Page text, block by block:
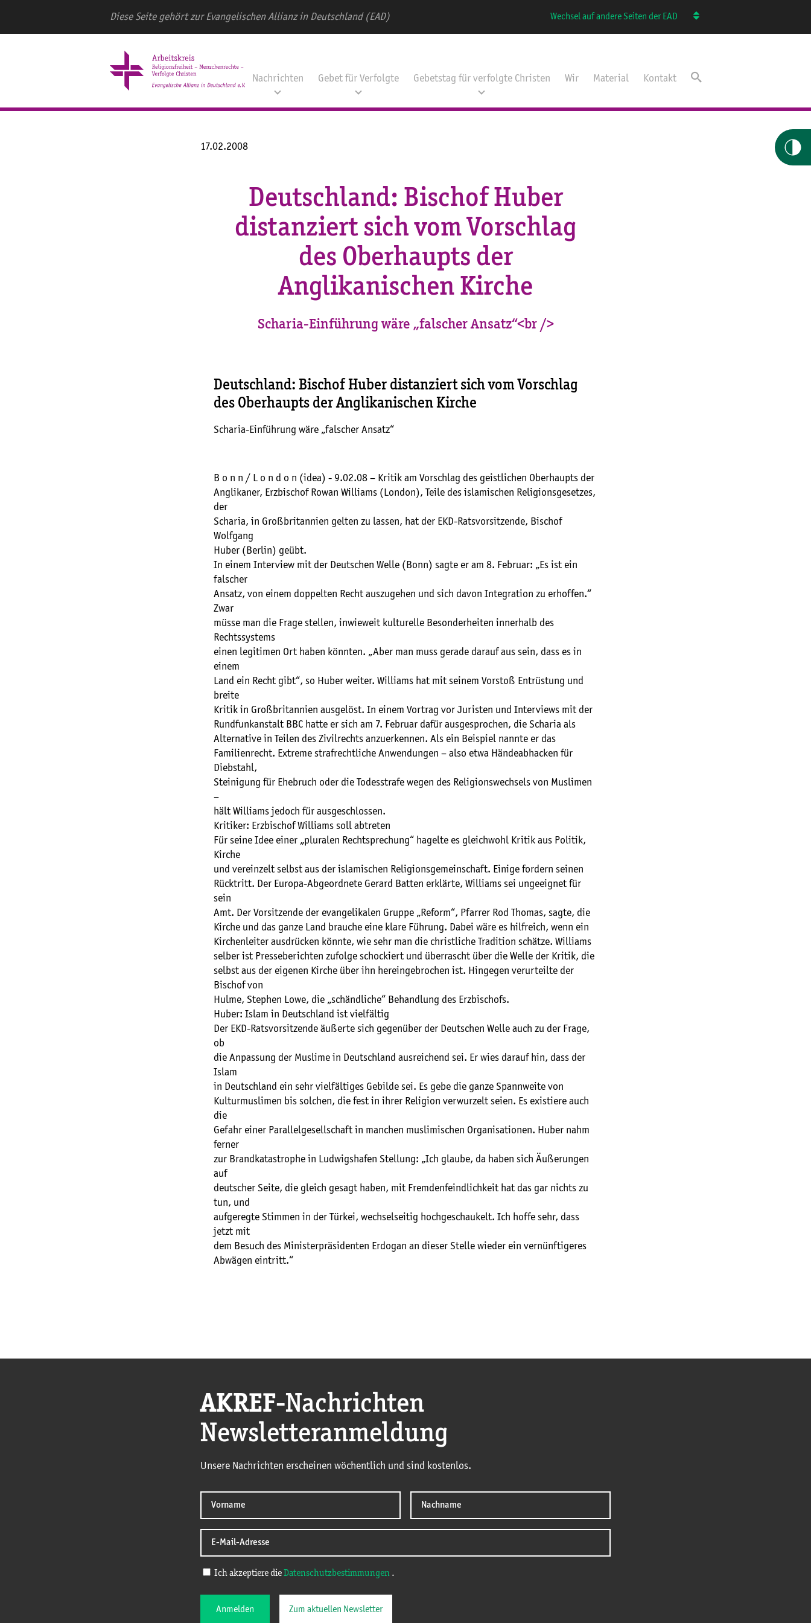
Diese Seite gehört zur Evangelischen Allianz in Deutschland (EAD) Wechsel auf andere Seiten der EAD
Nachrichten Gebet für Verfolgte Gebetstag für verfolgte Christen Wir Material Kontakt
17.02.2008
Deutschland: Bischof Huber
distanziert sich vom Vorschlag
des Oberhaupts der
Anglikanischen Kirche
Scharia-Einführung wäre „falscher Ansatz“<br />
Deutschland: Bischof Huber distanziert sich vom Vorschlag
des Oberhaupts der Anglikanischen Kirche
Scharia-Einführung wäre „falscher Ansatz“
B o n n / L o n d o n (idea) - 9.02.08 – Kritik am Vorschlag des geistlichen Oberhaupts der
Anglikaner, Erzbischof Rowan Williams (London), Teile des islamischen Religionsgesetzes,
der
Scharia, in Großbritannien gelten zu lassen, hat der EKD-Ratsvorsitzende, Bischof
Wolfgang
Huber (Berlin) geübt.
In einem Interview mit der Deutschen Welle (Bonn) sagte er am 8. Februar: „Es ist ein
falscher
Ansatz, von einem doppelten Recht auszugehen und sich davon Integration zu erhoffen.“
Zwar
müsse man die Frage stellen, inwieweit kulturelle Besonderheiten innerhalb des
Rechtssystems
einen legitimen Ort haben könnten. „Aber man muss gerade darauf aus sein, dass es in
einem
Land ein Recht gibt“, so Huber weiter. Williams hat mit seinem Vorstoß Entrüstung und
breite
Kritik in Großbritannien ausgelöst. In einem Vortrag vor Juristen und Interviews mit der
Rundfunkanstalt BBC hatte er sich am 7. Februar dafür ausgesprochen, die Scharia als
Alternative in Teilen des Zivilrechts anzuerkennen. Als ein Beispiel nannte er das
Familienrecht. Extreme strafrechtliche Anwendungen – also etwa Händeabhacken für
Diebstahl,
Steinigung für Ehebruch oder die Todesstrafe wegen des Religionswechsels von Muslimen
–
hält Williams jedoch für ausgeschlossen.
Kritiker: Erzbischof Williams soll abtreten
Für seine Idee einer „pluralen Rechtsprechung“ hagelte es gleichwohl Kritik aus Politik,
Kirche
und vereinzelt selbst aus der islamischen Religionsgemeinschaft. Einige fordern seinen
Rücktritt. Der Europa-Abgeordnete Gerard Batten erklärte, Williams sei ungeeignet für
sein
Amt. Der Vorsitzende der evangelikalen Gruppe „Reform“, Pfarrer Rod Thomas, sagte, die
Kirche und das ganze Land brauche eine klare Führung. Dabei wäre es hilfreich, wenn ein
Kirchenleiter ausdrücken könnte, wie sehr man die christliche Tradition schätze. Williams
selber ist Presseberichten zufolge schockiert und überrascht über die Welle der Kritik, die
selbst aus der eigenen Kirche über ihn hereingebrochen ist. Hingegen verurteilte der
Bischof von
Hulme, Stephen Lowe, die „schändliche“ Behandlung des Erzbischofs.
Huber: Islam in Deutschland ist vielfältig
Der EKD-Ratsvorsitzende äußerte sich gegenüber der Deutschen Welle auch zu der Frage,
ob
die Anpassung der Muslime in Deutschland ausreichend sei. Er wies darauf hin, dass der
Islam
in Deutschland ein sehr vielfältiges Gebilde sei. Es gebe die ganze Spannweite von
Kulturmuslimen bis solchen, die fest in ihrer Religion verwurzelt seien. Es existiere auch
die
Gefahr einer Parallelgesellschaft in manchen muslimischen Organisationen. Huber nahm
ferner
zur Brandkatastrophe in Ludwigshafen Stellung: „Ich glaube, da haben sich Äußerungen
auf
deutscher Seite, die gleich gesagt haben, mit Fremdenfeindlichkeit hat das gar nichts zu
tun, und
aufgeregte Stimmen in der Türkei, wechselseitig hochgeschaukelt. Ich hoffe sehr, dass
jetzt mit
dem Besuch des Ministerpräsidenten Erdogan an dieser Stelle wieder ein vernünftigeres
Abwägen eintritt.“
AKREF-Nachrichten
Newsletteranmeldung
Unsere Nachrichten erscheinen wöchentlich und sind kostenlos.
Ich akzeptiere die Datenschutzbestimmungen .
Anmelden Zum aktuellen Newsletter